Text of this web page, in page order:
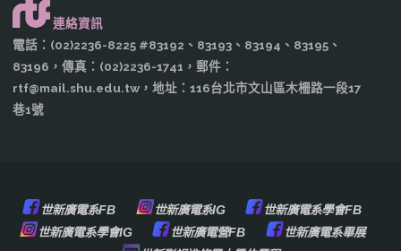
連絡資訊
電話：(02)2236-8225 #83192、83193、83194、83195、
83196，傳真：(02)2236-1741，郵件：
rtf@mail.shu.edu.tw，地址：116台北市文山區木柵路一段17
巷1號
世新廣電系FB 世新廣電系IG
世新廣電系學會FB
世新廣電系學會IG
世新廣電營FB
世新廣電系畢展